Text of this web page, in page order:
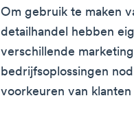
Om gebruik te maken
detailhandel hebben
verschillende
bedrijfsoplossingen
voorkeuren van